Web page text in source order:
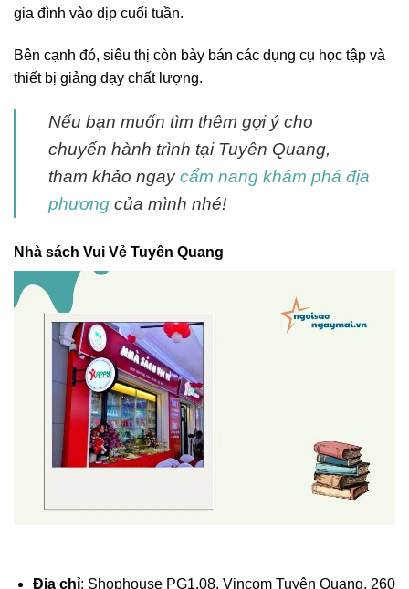
gia đình vào dịp cuối tuần.
Bên cạnh đó, siêu thị còn bày bán các dụng cụ học tập và
thiết bị giảng dạy chất lượng.
Nếu bạn muốn tìm thêm gợi ý cho
chuyến hành trình tại Tuyên Quang,
tham khảo ngaycẩm nang khám phá địa
phương của mình nhé!
Nhà sách Vui Vẻ Tuyên Quang
Địa chỉ: Shophouse PG1.08, Vincom Tuyên Quang, 260